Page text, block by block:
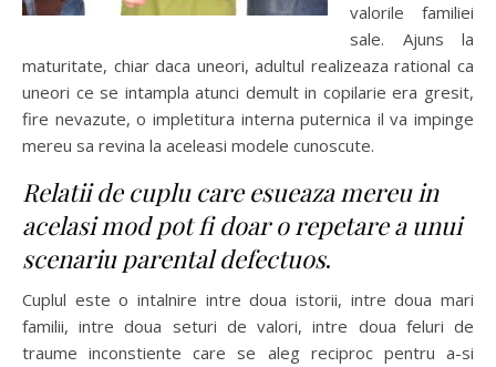
valorile familiei
sale. Ajuns la
maturitate, chiar daca uneori, adultul realizeaza rational ca
uneori ce se intampla atunci demult in copilarie era gresit,
fire nevazute, o impletitura interna puternica il va impinge
mereu sa revina la aceleasi modele cunoscute.
Relatii de cuplu care esueaza mereu in
acelasi mod pot fi doar o repetare a unui
scenariu parental defectuos.
Cuplul este o intalnire intre doua istorii, intre doua mari
familii, intre doua seturi de valori, intre doua feluri de
traume inconstiente care se aleg reciproc pentru a-si